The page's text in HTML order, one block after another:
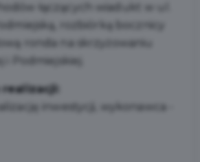
łączących wiadukt w ul.
rozbiórką bocznicy
ronda na skrzyżowaniu
i Podmiejskiej.
inwestycji, wykonawca -